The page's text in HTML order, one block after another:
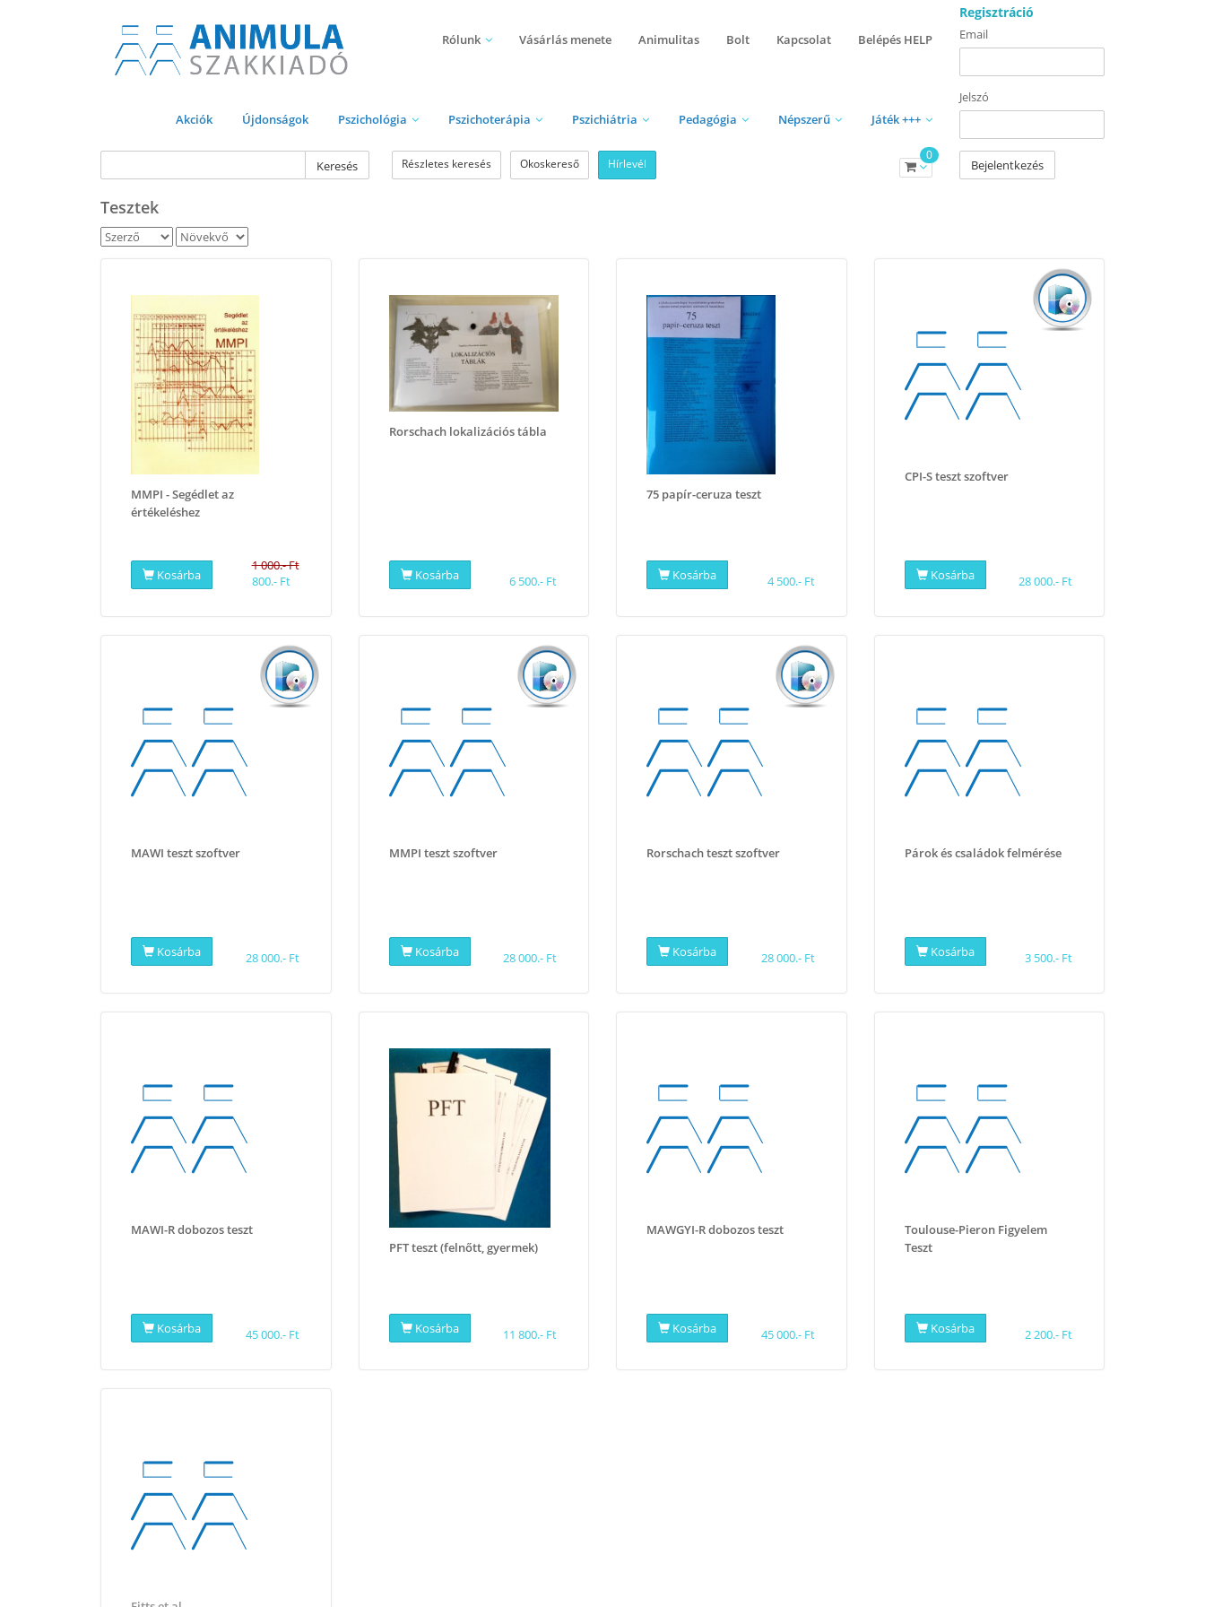
Rólunk Vásárlás menete Animulitas Bolt Kapcsolat Belépés HELP
Akciók Újdonságok Pszichológia Pszichoterápia Pszichiátria Pedagógia Népszerű Játék +++
Keresés Részletes keresés Okoskereső Hírlevél
0
Regisztráció
Email
Jelszó
Bejelentkezés
Tesztek
MMPI - Segédlet az
értékeléshez
Kosárba
1 000.- Ft
800.- Ft
Rorschach lokalizációs tábla
Kosárba 6 500.- Ft
75 papír-ceruza teszt
Kosárba 4 500.- Ft
CPI-S teszt szoftver
Kosárba 28 000.- Ft
MAWI teszt szoftver
Kosárba 28 000.- Ft
MMPI teszt szoftver
Kosárba 28 000.- Ft
Rorschach teszt szoftver
Kosárba 28 000.- Ft
Párok és családok felmérése
Kosárba 3 500.- Ft
MAWI-R dobozos teszt
Kosárba 45 000.- Ft
PFT teszt (felnőtt, gyermek)
Kosárba 11 800.- Ft
MAWGYI-R dobozos teszt
Kosárba 45 000.- Ft
Toulouse-Pieron Figyelem
Teszt
Kosárba 2 200.- Ft